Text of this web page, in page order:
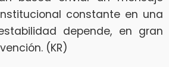
constante en una
depende, en gran
(KR)